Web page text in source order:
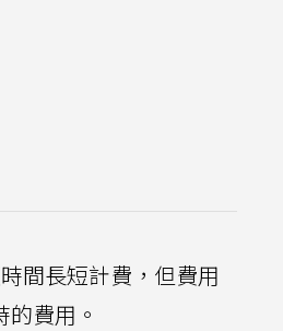
間長短計費，但費用
費用。